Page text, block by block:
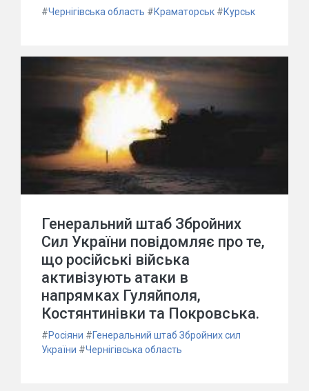
#Чернігівська область #Краматорськ #Курськ
Генеральний штаб Збройних
Сил України повідомляє про те,
що російські війська
активізують атаки в
напрямках Гуляйполя,
Костянтинівки та Покровська.
#Росіяни #Генеральний штаб Збройних сил
України #Чернігівська область